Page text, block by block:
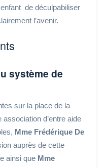
de déculpabiliser
l’avenir.
système de
sur la place de la
d’entre aide
Mme Frédérique De
auprès de cette
ainsi que Mme